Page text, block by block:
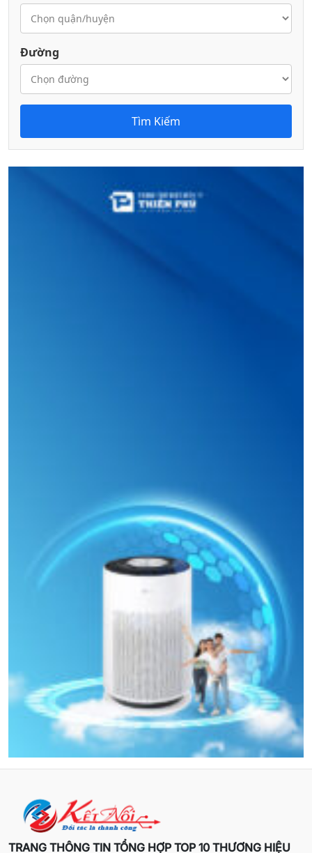
Đường
Tìm Kiếm
TRANG THÔNG TIN TỔNG HỢP TOP 10 THƯƠNG HIỆU